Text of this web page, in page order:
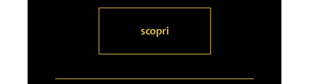
scopri